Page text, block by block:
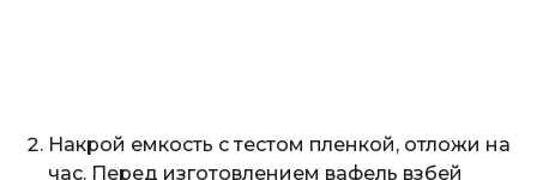
Накрой емкость с тестом пленкой, отложи на
час. Перед изготовлением вафель взбей